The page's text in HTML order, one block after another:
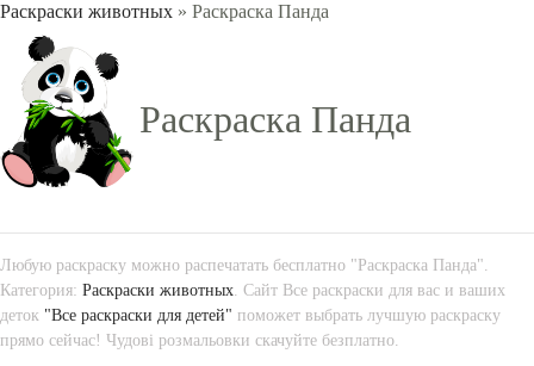
Раскраски животных » Раскраска Панда
Раскраска Панда
Любую раскраску можно распечатать бесплатно "Раскраска Панда".
Категория: Раскраски животных . Сайт Все раскраски для вас и ваших
деток "Все раскраски для детей" поможет выбрать лучшую раскраску
прямо сейчас! Чудові розмальовки скачуйте безплатно.